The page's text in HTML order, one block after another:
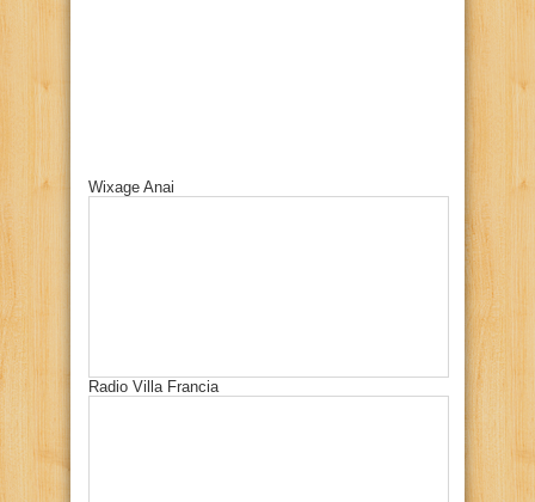
Wixage Anai
Radio Villa Francia